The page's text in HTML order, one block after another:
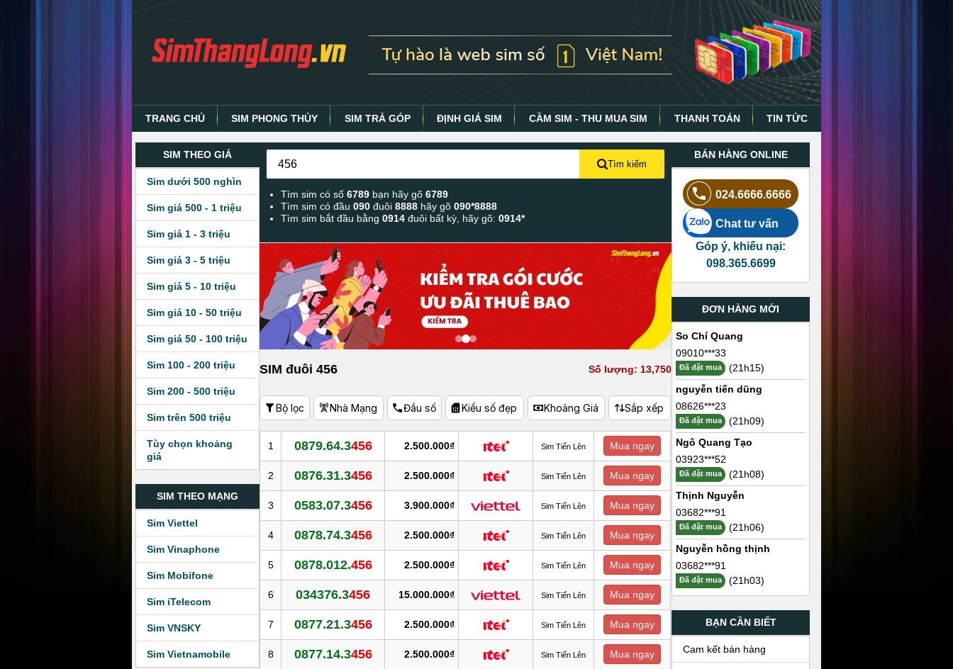
TRANG CHỦ SIM PHONG THỦY SIM TRẢ GÓP ĐỊNH GIÁ SIM CẦM SIM - THU MUA SIM THANH TOÁN TIN TỨC
SIM THEO GIÁ
Sim dưới 500 nghìn
Sim giá 500 - 1 triệu
Sim giá 1 - 3 triệu
Sim giá 3 - 5 triệu
Sim giá 5 - 10 triệu
Sim giá 10 - 50 triệu
Sim giá 50 - 100 triệu
Sim 100 - 200 triệu
Sim 200 - 500 triệu
Sim trên 500 triệu
Tùy chọn khoảng
giá
SIM THEO MẠNG
Sim Viettel
Sim Vinaphone
Sim Mobifone
Sim iTelecom
Sim VNSKY
Sim Vietnamobile
Tìm kiếm
Tìm sim có số6789 bạn hãy gõ6789
Tìm sim có đầu090đuôi8888 hãy gõ090*8888
Tìm sim bắt đầu bằng0914 đuôi bất kỳ, hãy gõ:0914*
SIM đuôi 456 Số lượng: 13,750
Bộ lọc Nhà Mạng Đầu số Kiểu số đẹp Khoảng Giá Sắp xếp
1 0879.64.3456 2.500.000₫ Sim Tiến Lên Mua ngay
2 0876.31.3456 2.500.000₫ Sim Tiến Lên Mua ngay
3 0583.07.3456 3.900.000₫ Sim Tiến Lên Mua ngay
4 0878.74.3456 2.500.000₫ Sim Tiến Lên Mua ngay
5 0878.012.456 2.500.000₫ Sim Tiến Lên Mua ngay
6 034376.3456 15.000.000₫ Sim Tiến Lên Mua ngay
7 0877.21.3456 2.500.000₫ Sim Tiến Lên Mua ngay
8 0877.14.3456 2.500.000₫ Sim Tiến Lên Mua ngay
BÁN HÀNG ONLINE
024.6666.6666
Chat tư vấn
Góp ý, khiếu nại:
098.365.6699
ĐƠN HÀNG MỚI
So Chí Quang
09010***33
Đã đặt mua
(21h15)
nguyễn tiến dũng
08626***23
Đã đặt mua
(21h09)
Ngô Quang Tạo
03923***52
Đã đặt mua
(21h08)
Thịnh Nguyễn
03682***91
Đã đặt mua
(21h06)
Nguyễn hồng thịnh
03682***91
Đã đặt mua (21h03)
BẠN CẦN BIẾT
Cam kết bán hàng